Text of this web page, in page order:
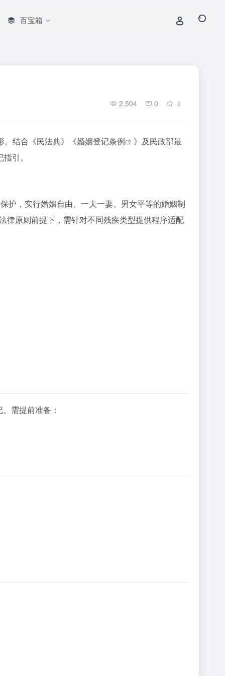
百宝箱
2,504 0 0
。结合《民法典》《婚姻登记条例
》及民政部最
引。
护，实行婚姻自由、一夫一妻、男女平等的婚姻制
律原则前提下，需针对不同残疾类型提供程序适配
需提前准备：